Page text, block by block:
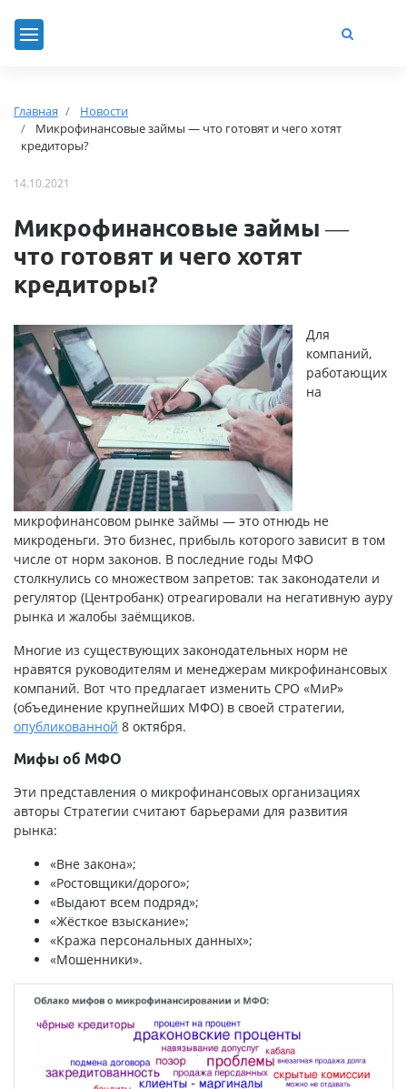
Главная
Новости
Микрофинансовые займы — что готовят и чего хотят
кредиторы?
14.10.2021
Микрофинансовые займы —
что готовят и чего хотят
кредиторы?
Для
компаний,
работающих
на
микрофинансовом рынке займы — это отнюдь не
микроденьги. Это бизнес, прибыль которого зависит в том
числе от норм законов. В последние годы МФО
столкнулись со множеством запретов: так законодатели и
регулятор (Центробанк) отреагировали на негативную ауру
рынка и жалобы заёмщиков.
Многие из существующих законодательных норм не
нравятся руководителям и менеджерам микрофинансовых
компаний. Вот что предлагает изменить СРО «МиР»
(объединение крупнейших МФО) в своей стратегии,
опубликованной 8 октября.
Мифы об МФО
Эти представления о микрофинансовых организациях
авторы Стратегии считают барьерами для развития
рынка:
«Вне закона»;
«Ростовщики/дорого»;
«Выдают всем подряд»;
«Жёсткое взыскание»;
«Кража персональных данных»;
«Мошенники».